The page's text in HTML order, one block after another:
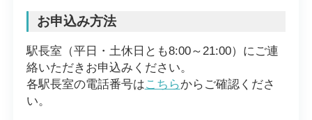
お申込み方法
駅長室（平日・土休日とも8:00～21:00）にご連
絡いただきお申込みください。
各駅長室の電話番号はこちらからご確認くださ
い。